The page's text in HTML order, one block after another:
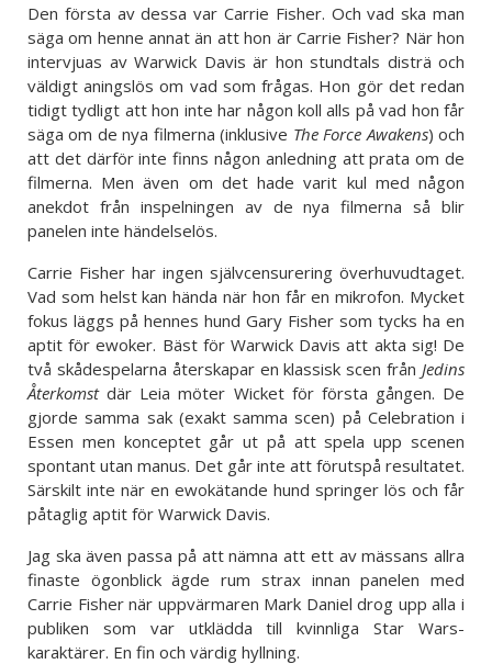
Den första av dessa var Carrie Fisher. Och vad ska man
säga om henne annat än att hon är Carrie Fisher? När hon
intervjuas av Warwick Davis är hon stundtals disträ och
väldigt aningslös om vad som frågas. Hon gör det redan
tidigt tydligt att hon inte har någon koll alls på vad hon får
säga om de nya filmerna (inklusive The Force Awakens) och
att det därför inte finns någon anledning att prata om de
filmerna. Men även om det hade varit kul med någon
anekdot från inspelningen av de nya filmerna så blir
panelen inte händelselös.
Carrie Fisher har ingen självcensurering överhuvudtaget.
Vad som helst kan hända när hon får en mikrofon. Mycket
fokus läggs på hennes hund Gary Fisher som tycks ha en
aptit för ewoker. Bäst för Warwick Davis att akta sig! De
två skådespelarna återskapar en klassisk scen från Jedins
Återkomstdär Leia möter Wicket för första gången. De
gjorde samma sak (exakt samma scen) på Celebration i
Essen men konceptet går ut på att spela upp scenen
spontant utan manus. Det går inte att förutspå resultatet.
Särskilt inte när en ewokätande hund springer lös och får
påtaglig aptit för Warwick Davis.
Jag ska även passa på att nämna att ett av mässans allra
finaste ögonblick ägde rum strax innan panelen med
Carrie Fisher när uppvärmaren Mark Daniel drog upp alla i
publiken som var utklädda till kvinnliga Star Wars-
karaktärer. En fin och värdig hyllning.